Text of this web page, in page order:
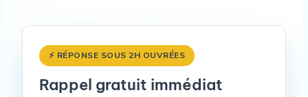
⚡ RÉPONSE SOUS 2H OUVRÉES
Rappel gratuit immédiat